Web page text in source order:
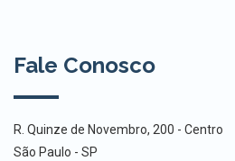
Fale Conosco
R. Quinze de Novembro, 200 - Centro
São Paulo - SP